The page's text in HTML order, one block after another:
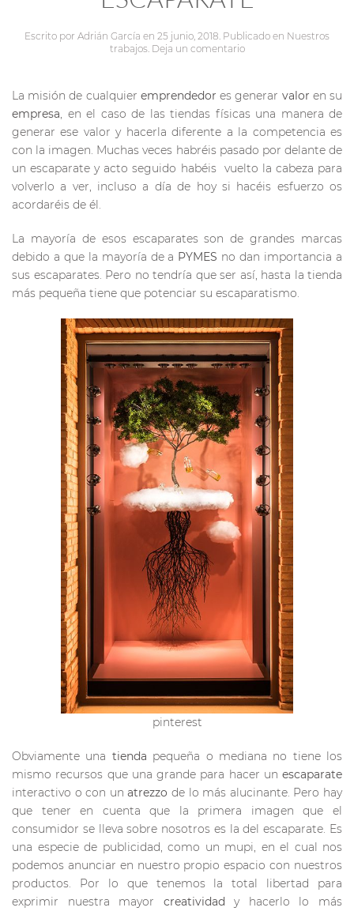
Escrito por Adrián García en 25 junio, 2018. Publicado en Nuestros
trabajos. Deja un comentario
La misión de cualquier emprendedor es generar valor en su
empresa, en el caso de las tiendas físicas una manera de
generar ese valor y hacerla diferente a la competencia es
con la imagen. Muchas veces habréis pasado por delante de
un escaparate y acto seguido habéis vuelto la cabeza para
volverlo a ver, incluso a día de hoy si hacéis esfuerzo os
acordaréis de él.
La mayoría de esos escaparates son de grandes marcas
debido a que la mayoría de a PYMES no dan importancia a
sus escaparates. Pero no tendría que ser así, hasta la tienda
más pequeña tiene que potenciar su escaparatismo.
pinterest
Obviamente una tienda pequeña o mediana no tiene los
mismo recursos que una grande para hacer un escaparate
interactivo o con unatrezzo de lo más alucinante. Pero hay
que tener en cuenta que la primera imagen que el
consumidor se lleva sobre nosotros es la del escaparate. Es
una especie de publicidad, como un mupi, en el cual nos
podemos anunciar en nuestro propio espacio con nuestros
productos. Por lo que tenemos la total libertad para
exprimir nuestra mayor creatividad y hacerlo lo más